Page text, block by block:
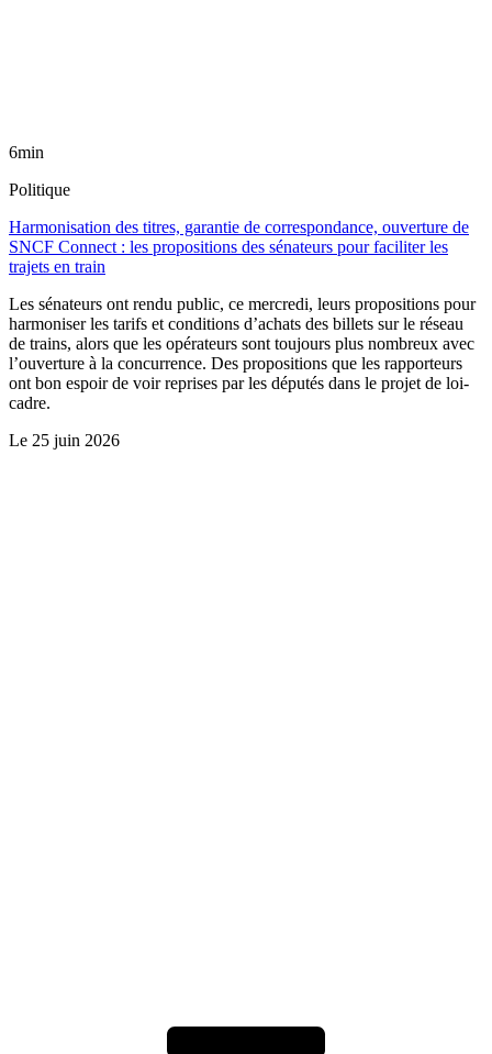
6min
Politique
Harmonisation des titres, garantie de correspondance, ouverture de
SNCF Connect : les propositions des sénateurs pour faciliter les
trajets en train
Les sénateurs ont rendu public, ce mercredi, leurs propositions pour
harmoniser les tarifs et conditions d’achats des billets sur le réseau
de trains, alors que les opérateurs sont toujours plus nombreux avec
l’ouverture à la concurrence. Des propositions que les rapporteurs
ont bon espoir de voir reprises par les députés dans le projet de loi-
cadre.
Le 25 juin 2026